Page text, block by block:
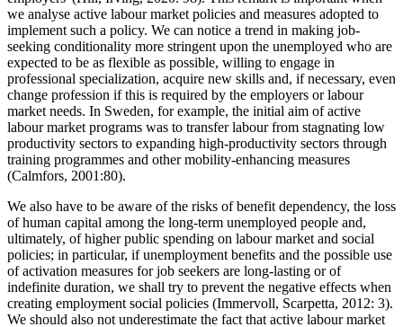
we analyse active labour market policies and measures adopted to
implement such a policy. We can notice a trend in making job-
seeking conditionality more stringent upon the unemployed who are
expected to be as flexible as possible, willing to engage in
professional specialization, acquire new skills and, if necessary, even
change profession if this is required by the employers or labour
market needs. In Sweden, for example, the initial aim of active
labour market programs was to transfer labour from stagnating low
productivity sectors to expanding high-productivity sectors through
training programmes and other mobility-enhancing measures
(Calmfors, 2001:80).
We also have to be aware of the risks of benefit dependency, the loss
of human capital among the long-term unemployed people and,
ultimately, of higher public spending on labour market and social
policies; in particular, if unemployment benefits and the possible use
of activation measures for job seekers are long-lasting or of
indefinite duration, we shall try to prevent the negative effects when
creating employment social policies (Immervoll, Scarpetta, 2012: 3).
We should also not underestimate the fact that active labour market